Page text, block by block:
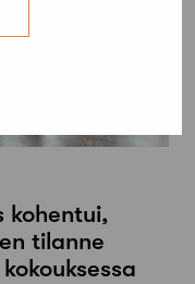
kohentui,
tilanne